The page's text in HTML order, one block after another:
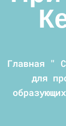
Главная "
для